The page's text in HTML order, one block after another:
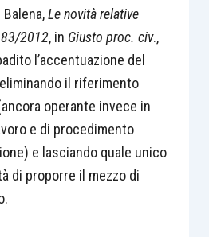
Le novità relative
2012, in Giusto proc. civ.,
l’accentuazione del
il riferimento
operante invece in
e di procedimento
e lasciando quale unico
di proporre il mezzo di